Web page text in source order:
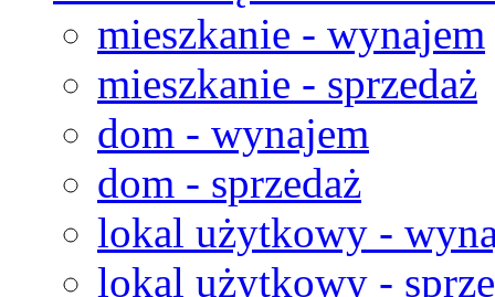
mieszkanie - wynajem
mieszkanie - sprzedaż
dom - wynajem
dom - sprzedaż
lokal użytkowy -
lokal użytkowy -